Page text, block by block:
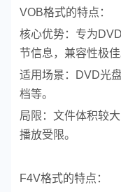
VOB格式的特点：
核心优势：专为
节信息，兼容性极佳
适用场景：DVD光
档等。
局限：文件体积较
播放受限。
F4V格式的特点：